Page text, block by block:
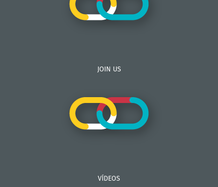
JOIN US
VÍDEOS